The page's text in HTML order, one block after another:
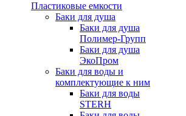
Пластиковые емкости
Баки для душа
Баки для душа
Полимер-Групп
Баки для душа
ЭкоПром
Баки для воды и
комплектующие к ним
Баки для воды
STERH